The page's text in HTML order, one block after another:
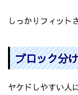
しっかりフィット
ブロック分
ヤケドしやすい人